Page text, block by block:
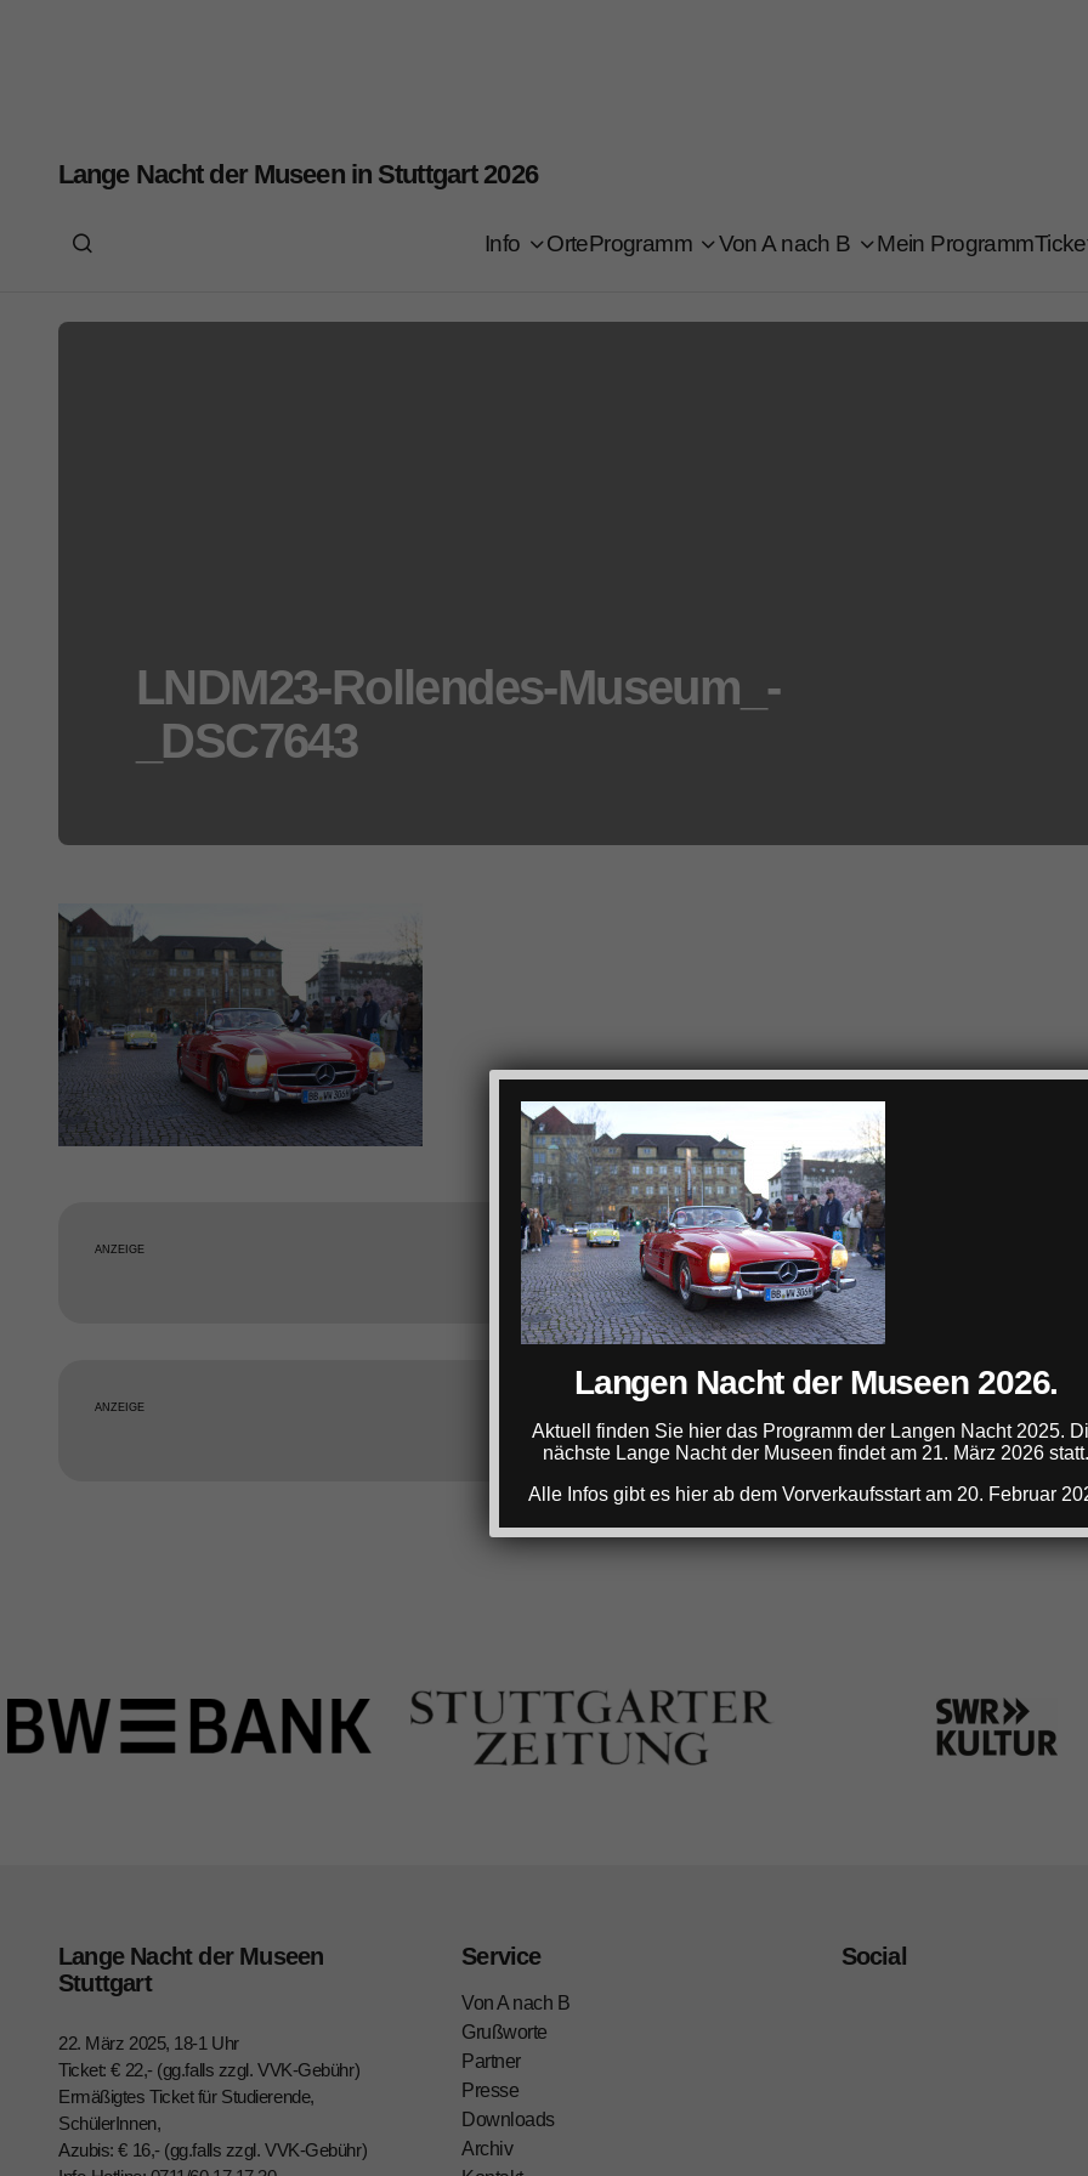
Lange Nacht der Museen in Stuttgart 2026
Info OrteProgramm Von A nach B Mein Programm
LNDM23-Rollendes-Museum_-
_DSC7643
ANZEIGE ANZEIGE
ANZEIGE
Lange Nacht der Museen
Stuttgart
22. März 2025, 18-1 Uhr
Ticket: € 22,- (gg.falls zzgl. VVK-Gebühr)
Ermäßigtes Ticket für Studierende,
SchülerInnen,
Azubis: € 16,- (gg.falls zzgl. VVK-Gebühr)
Service
Von A nach B
Grußworte
Partner
Presse
Downloads
Archiv
Social
Langen Nacht der Museen 2026.
Aktuell finden Sie hier das Programm der Langen Nacht 2025.
nächste Lange Nacht der Museen findet am 21. März 2026
Alle Infos gibt es hier ab dem Vorverkaufsstart am 20. Februar